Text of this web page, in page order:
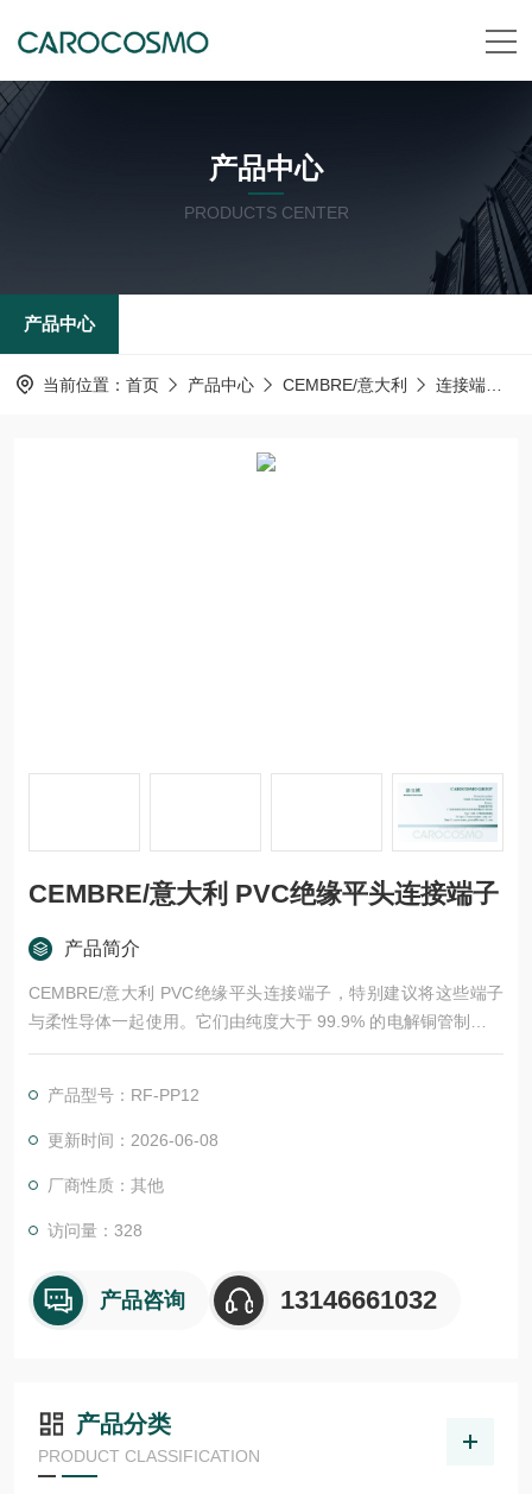
产品中心
PRODUCTS CENTER
产品中心
当前位置： 首页 产品中心 CEMBRE/意大利 连接端子
CEMBRE/意大利 PVC绝缘平头连接端子
产品简介
CEMBRE/意大利 PVC绝缘平头连接端子，特别建议将这些端子
与柔性导体一起使用。它们由纯度大于 99.9% 的电解铜管制成，
尺寸确保良好的电气连接以及足够的抗振动和牵引力；它们经过
具有不同直径的 PA6.6 套管入口，以接受不同绝缘厚度的导体。
产品型号：RF-PP12
更新时间：2026-06-08
厂商性质：其他
访问量：328
产品咨询 13146661032
产品分类
PRODUCT CLASSIFICATION